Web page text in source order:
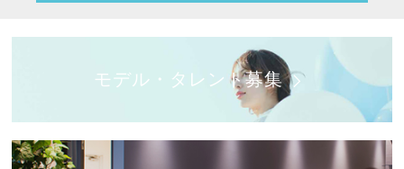
モデル・タレント募集